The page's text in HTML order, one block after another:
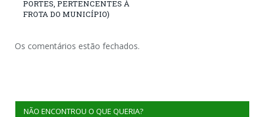
PORTES, PERTENCENTES À
FROTA DO MUNICÍPIO)
Os comentários estão fechados.
NÃO ENCONTROU O QUE QUERIA?